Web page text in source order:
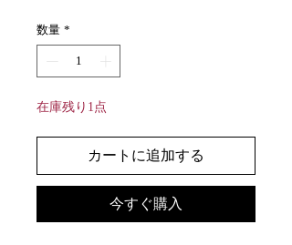
数量 *
在庫残り1点
カートに追加する
今すぐ購入